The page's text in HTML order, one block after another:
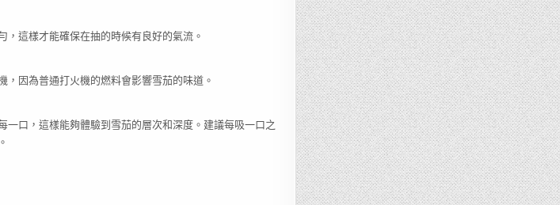
這樣才能確保在抽的時候有良好的氣流。
因為普通打火機的燃料會影響雪茄的味道。
口，這樣能夠體驗到雪茄的層次和深度。建議每吸一口之